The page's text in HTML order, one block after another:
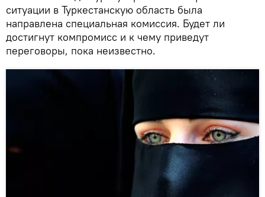
ситуации в Туркестанскую область была
направлена специальная комиссия. Будет ли
достигнут компромисс и к чему приведут
переговоры, пока неизвестно.